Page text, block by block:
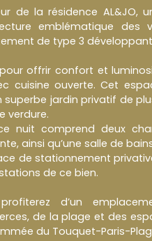
de la résidence AL&JO,
emblématique des
de type 3
offrir confort et
cuisine ouverte. Cet
superbe jardin privatif de
verdure.
nuit comprend deux
ainsi qu’une salle de
de stationnement
de ce bien.
d’un
de la plage et des
du Touquet-Paris-